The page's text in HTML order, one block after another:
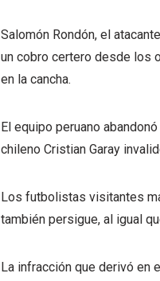
Salomón Rondón, el
un cobro certero desde los
en la cancha.
El equipo peruano
chileno Cristian Garay
Los futbolistas visitantes
también persigue, al igual
La infracción que derivó en